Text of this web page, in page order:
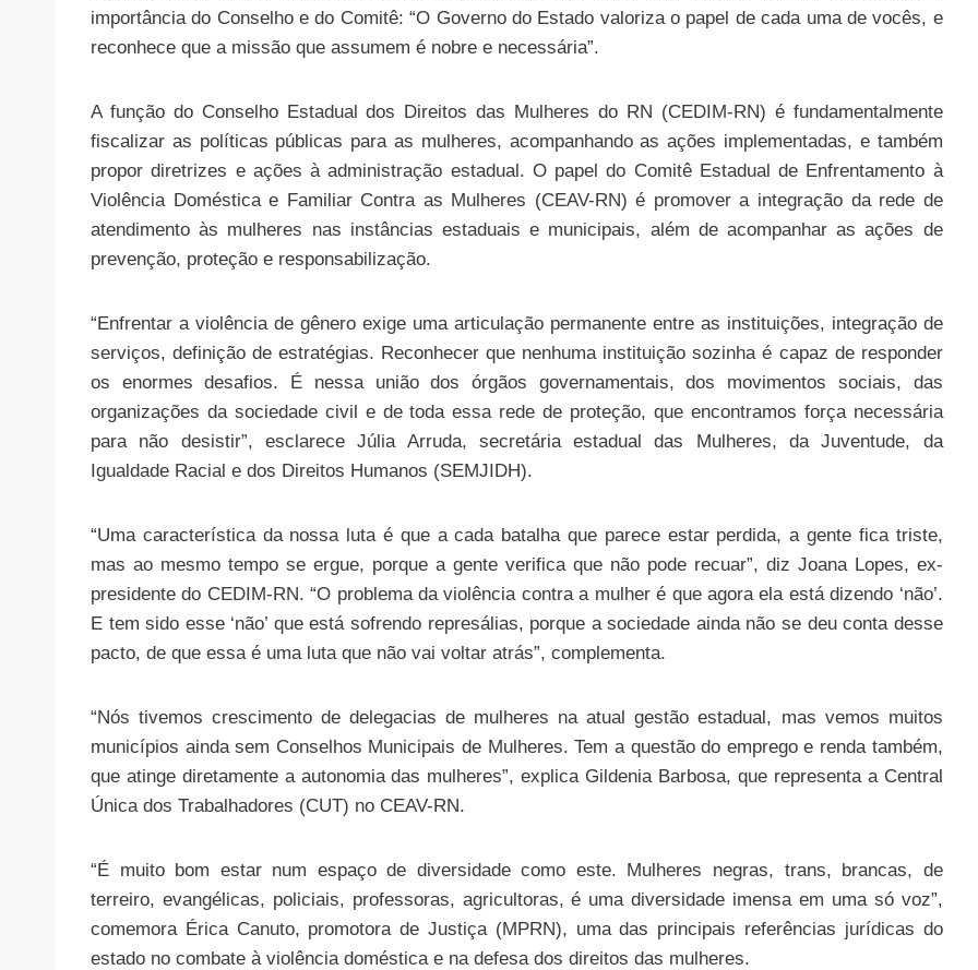
importância do Conselho e do Comitê: “O Governo do Estado valoriza o papel de cada uma de vocês, e
reconhece que a missão que assumem é nobre e necessária”.
A função do Conselho Estadual dos Direitos das Mulheres do RN (CEDIM-RN) é fundamentalmente
fiscalizar as políticas públicas para as mulheres, acompanhando as ações implementadas, e também
propor diretrizes e ações à administração estadual. O papel do Comitê Estadual de Enfrentamento à
Violência Doméstica e Familiar Contra as Mulheres (CEAV-RN) é promover a integração da rede de
atendimento às mulheres nas instâncias estaduais e municipais, além de acompanhar as ações de
prevenção, proteção e responsabilização.
“Enfrentar a violência de gênero exige uma articulação permanente entre as instituições, integração de
serviços, definição de estratégias. Reconhecer que nenhuma instituição sozinha é capaz de responder
os enormes desafios. É nessa união dos órgãos governamentais, dos movimentos sociais, das
organizações da sociedade civil e de toda essa rede de proteção, que encontramos força necessária
para não desistir”, esclarece Júlia Arruda, secretária estadual das Mulheres, da Juventude, da
Igualdade Racial e dos Direitos Humanos (SEMJIDH).
“Uma característica da nossa luta é que a cada batalha que parece estar perdida, a gente fica triste,
mas ao mesmo tempo se ergue, porque a gente verifica que não pode recuar”, diz Joana Lopes, ex-
presidente do CEDIM-RN. “O problema da violência contra a mulher é que agora ela está dizendo ‘não’.
E tem sido esse ‘não’ que está sofrendo represálias, porque a sociedade ainda não se deu conta desse
pacto, de que essa é uma luta que não vai voltar atrás”, complementa.
“Nós tivemos crescimento de delegacias de mulheres na atual gestão estadual, mas vemos muitos
municípios ainda sem Conselhos Municipais de Mulheres. Tem a questão do emprego e renda também,
que atinge diretamente a autonomia das mulheres”, explica Gildenia Barbosa, que representa a Central
Única dos Trabalhadores (CUT) no CEAV-RN.
“É muito bom estar num espaço de diversidade como este. Mulheres negras, trans, brancas, de
terreiro, evangélicas, policiais, professoras, agricultoras, é uma diversidade imensa em uma só voz”,
comemora Érica Canuto, promotora de Justiça (MPRN), uma das principais referências jurídicas do
estado no combate à violência doméstica e na defesa dos direitos das mulheres.